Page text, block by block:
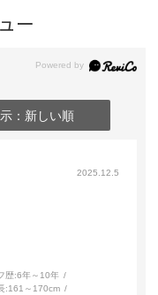
ー
：新しい順
2025.12.5
歴:6年～10年
:161～170cm